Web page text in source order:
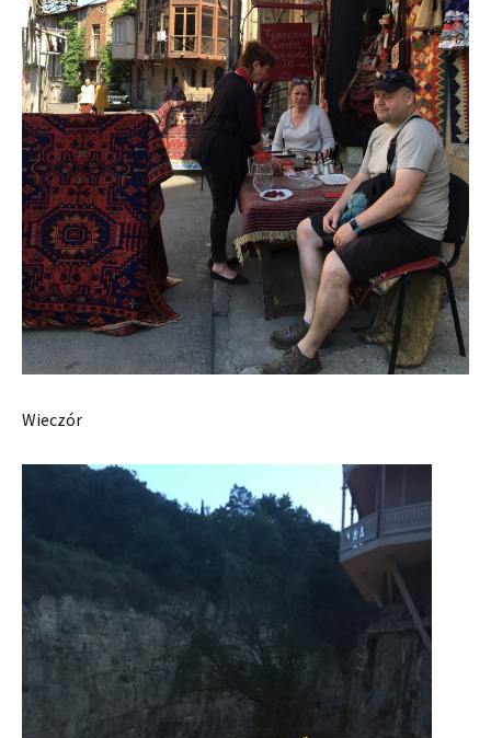
Wieczór